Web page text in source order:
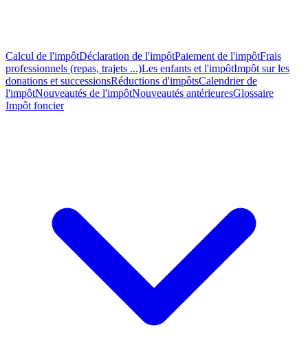
Calcul de l'impôtDéclaration de l'impôtPaiement de l'impôtFrais
professionnels (repas, trajets ...)Les enfants et l'impôtImpôt sur les
donations et successionsRéductions d'impôtsCalendrier de
l'impôtNouveautés de l'impôtNouveautés antérieuresGlossaire
Impôt foncier